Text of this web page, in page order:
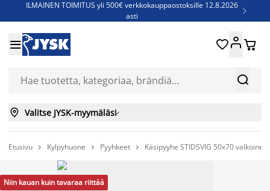
ILMAINEN TOIMITUS yli 500€ verkkokauppaostoksille 12.8.2026
asti

Jenkkisänkyjä - Säästä jopa 60%


 
 Valitse JYSK-myymäläsi
Etusivu  Kylpyhuone  Pyyhkeet  Käsipyyhe STIDSVIG 50x70 valkoinen
Niin kauan kuin tavaraa riittää